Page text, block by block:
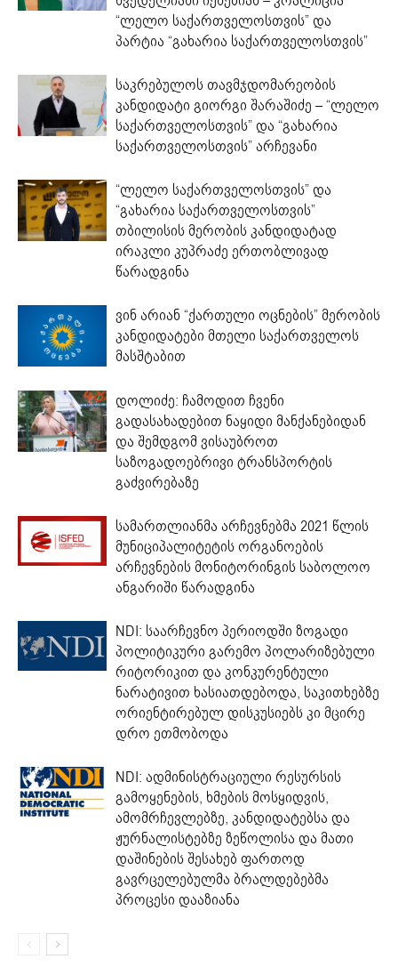
“ლელო საქართველოსთვის” და
პარტია “გახარია საქართველოსთვის”
საკრებულოს თავმჯდომარეობის
კანდიდატი გიორგი შარაშიძე – “ლელო
საქართველოსთვის” და “გახარია
საქართველოსთვის” არჩევანი
“ლელო საქართველოსთვის” და
“გახარია საქართველოსთვის”
თბილისის მერობის კანდიდატად
ირაკლი კუპრაძე ერთობლივად
წარადგინა
ვინ არიან “ქართული ოცნების” მერობის
კანდიდატები მთელი საქართველოს
მასშტაბით
დოლიძე: ჩამოდით ჩვენი
გადასახადებით ნაყიდი მანქანებიდან
და შემდგომ ვისაუბროთ
საზოგადოებრივი ტრანსპორტის
გაძვირებაზე
სამართლიანმა არჩევნებმა 2021 წლის
მუნიციპალიტეტის ორგანოების
არჩევნების მონიტორინგის საბოლოო
ანგარიში წარადგინა
NDI: საარჩევნო პერიოდში ზოგადი
პოლიტიკური გარემო პოლარიზებული
რიტორიკით და კონკურენტული
ნარატივით ხასიათდებოდა, საკითხებზე
ორიენტირებულ დისკუსიებს კი მცირე
დრო ეთმობოდა
NDI: ადმინისტრაციული რესურსის
გამოყენების, ხმების მოსყიდვის,
ამომრჩევლებზე, კანდიდატებსა და
ჟურნალისტებზე ზეწოლისა და მათი
დაშინების შესახებ ფართოდ
გავრცელებულმა ბრალდებებმა
პროცესი დააზიანა